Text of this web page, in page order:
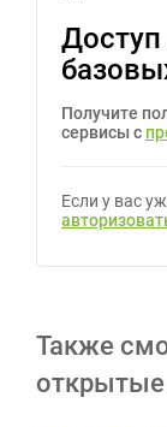
Получите
сервисы с
Если у вас
Также
открытые